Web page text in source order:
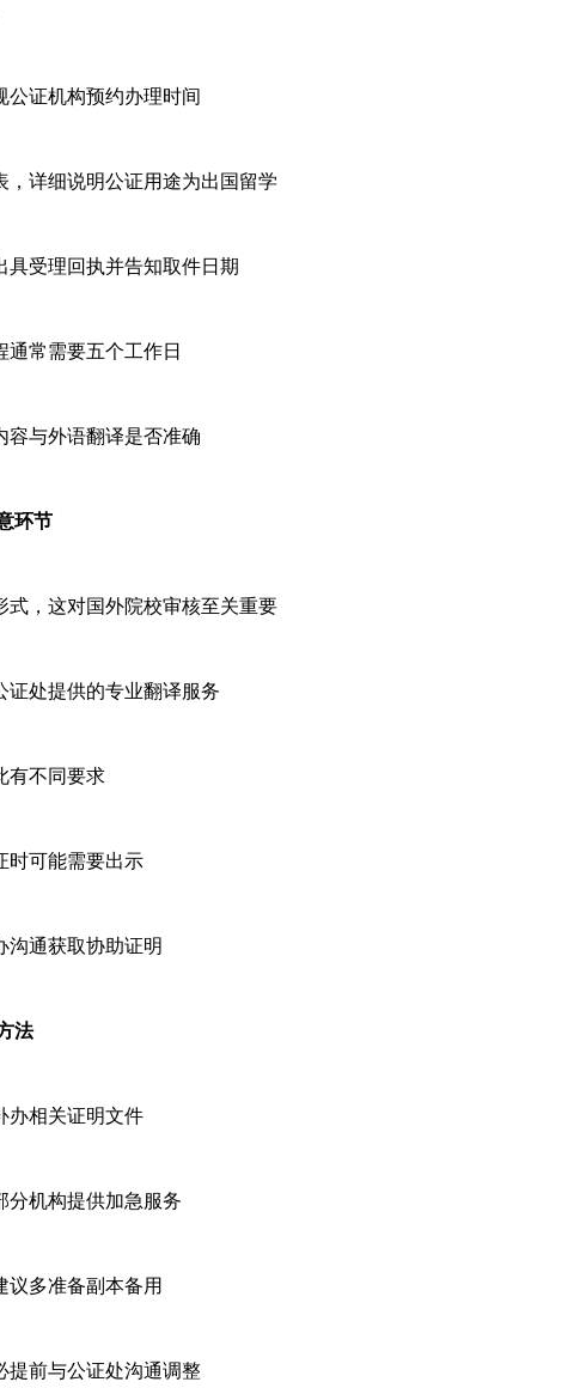
证机构预约办理时间
详细说明公证用途为出国留学
受理回执并告知取件日期
常需要五个工作日
与外语翻译是否准确
环节
，这对国外院校审核至关重要
处提供的专业翻译服务
不同要求
可能需要出示
通获取协助证明
法
相关证明文件
机构提供加急服务
多准备副本备用
前与公证处沟通调整